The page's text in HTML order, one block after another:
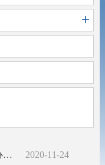
+
汉中市政府信息公开申请登记审核办理答复归档工作制度 2020-11-24